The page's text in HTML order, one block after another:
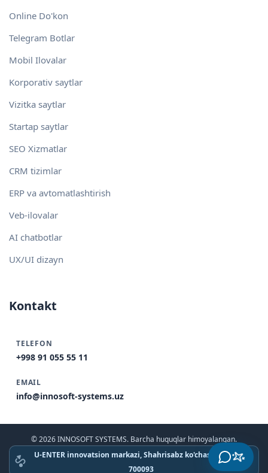
Online Do'kon
Telegram Botlar
Mobil Ilovalar
Korporativ saytlar
Vizitka saytlar
Startap saytlar
SEO Xizmatlar
CRM tizimlar
ERP va avtomatlashtirish
Veb-ilovalar
AI chatbotlar
UX/UI dizayn
Kontakt
TELEFON
+998 91 055 55 11
EMAIL
info@innosoft-systems.uz
© 2026 INNOSOFT SYSTEMS. Barcha huquqlar himoyalangan.
U-ENTER innovatsion markazi, Shahrisabz ko'chasi, Toshkent
700093